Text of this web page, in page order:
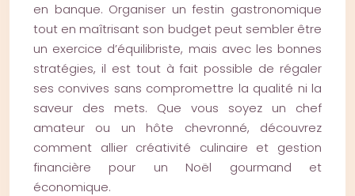
en banque. Organiser un festin gastronomique
tout en maîtrisant son budget peut sembler être
un exercice d’équilibriste, mais avec les bonnes
stratégies, il est tout à fait possible de régaler
ses convives sans compromettre la qualité ni la
saveur des mets. Que vous soyez un chef
amateur ou un hôte chevronné, découvrez
comment allier créativité culinaire et gestion
financière pour un Noël gourmand et
économique.